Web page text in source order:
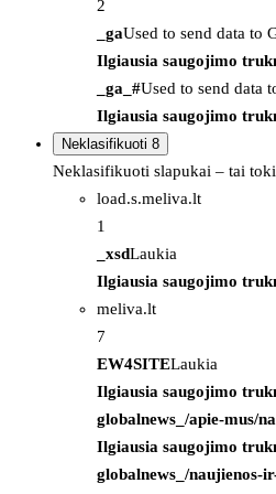
2
_gaUsed to send data to
Ilgiausia saugojimo
_ga_#Used to send data
Ilgiausia saugojimo
Neklasifikuoti 8
Neklasifikuoti slapukai – tai
load.s.meliva.lt
1
_xsdLaukia
Ilgiausia saugojimo
meliva.lt
7
EW4SITELaukia
Ilgiausia saugojimo
globalnews_/apie-mus/
Ilgiausia saugojimo
globalnews_/naujienos-